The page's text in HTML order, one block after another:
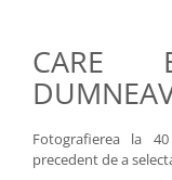
CARE
Fotografierea la
precedent de a